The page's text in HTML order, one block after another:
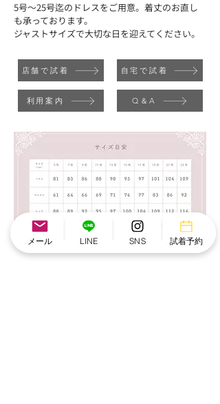
5号～25号迄のドレスをご用意。​着丈のお直し
も承っております。
ジャストサイズで大切な日を迎えてください。
店舗で試着
利用案内
自宅で試着
Q＆A
メール LINE SNS 試着予約